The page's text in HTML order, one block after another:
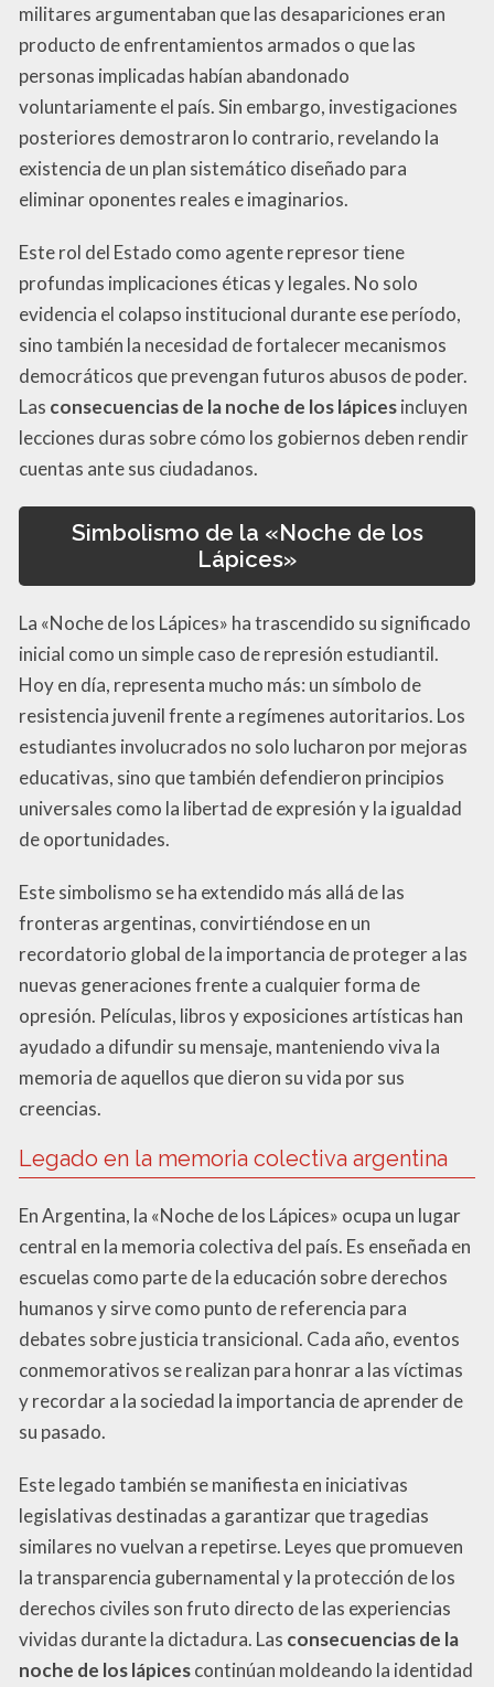
militares argumentaban que las desapariciones eran
producto de enfrentamientos armados o que las
personas implicadas habían abandonado
voluntariamente el país. Sin embargo, investigaciones
posteriores demostraron lo contrario, revelando la
existencia de un plan sistemático diseñado para
eliminar oponentes reales e imaginarios.
Este rol del Estado como agente represor tiene
profundas implicaciones éticas y legales. No solo
evidencia el colapso institucional durante ese período,
sino también la necesidad de fortalecer mecanismos
democráticos que prevengan futuros abusos de poder.
Las consecuencias de la noche de los lápicesincluyen
lecciones duras sobre cómo los gobiernos deben rendir
cuentas ante sus ciudadanos.
Simbolismo de la «Noche de los
Lápices»
La «Noche de los Lápices» ha trascendido su significado
inicial como un simple caso de represión estudiantil.
Hoy en día, representa mucho más: un símbolo de
resistencia juvenil frente a regímenes autoritarios. Los
estudiantes involucrados no solo lucharon por mejoras
educativas, sino que también defendieron principios
universales como la libertad de expresión y la igualdad
de oportunidades.
Este simbolismo se ha extendido más allá de las
fronteras argentinas, convirtiéndose en un
recordatorio global de la importancia de proteger a las
nuevas generaciones frente a cualquier forma de
opresión. Películas, libros y exposiciones artísticas han
ayudado a difundir su mensaje, manteniendo viva la
memoria de aquellos que dieron su vida por sus
creencias.
Legado en la memoria colectiva argentina
En Argentina, la «Noche de los Lápices» ocupa un lugar
central en la memoria colectiva del país. Es enseñada en
escuelas como parte de la educación sobre derechos
humanos y sirve como punto de referencia para
debates sobre justicia transicional. Cada año, eventos
conmemorativos se realizan para honrar a las víctimas
y recordar a la sociedad la importancia de aprender de
su pasado.
Este legado también se manifiesta en iniciativas
legislativas destinadas a garantizar que tragedias
similares no vuelvan a repetirse. Leyes que promueven
la transparencia gubernamental y la protección de los
derechos civiles son fruto directo de las experiencias
vividas durante la dictadura. Las consecuencias de la
noche de los lápicescontinúan moldeando la identidad